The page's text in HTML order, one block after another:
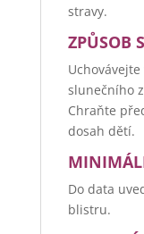
stravy.
ZPŮSOB
slunečního
Chraňte
dosah dětí.
Do data
blistru.